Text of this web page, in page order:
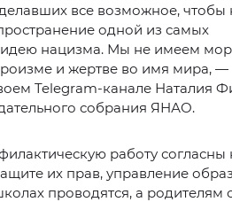
все возможное, чтобы
одной из самых
нацизма. Мы не имеем
и жертве во имя мира, —
Telegram-канале Наталия
собрания ЯНАО.
работу согласны
их прав, управление
проводятся, а родителям